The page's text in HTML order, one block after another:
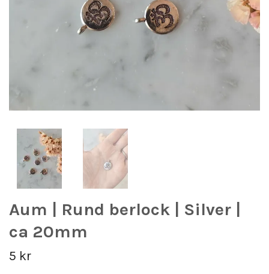
Aum | Rund berlock | Silver |
ca 20mm
5 kr